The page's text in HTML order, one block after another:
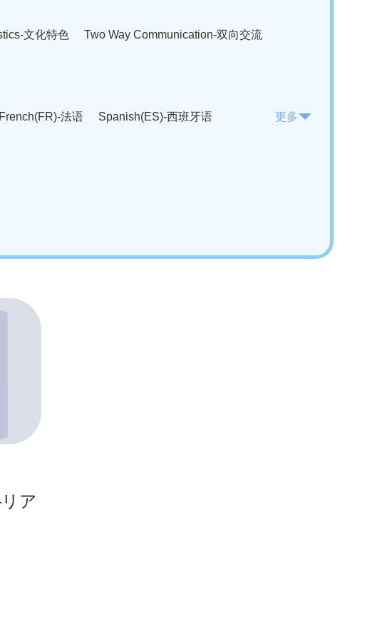
文化特色 Two Way Communication-双向交流
French(FR)-法语
Spanish(ES)-西班牙语
更多
ア